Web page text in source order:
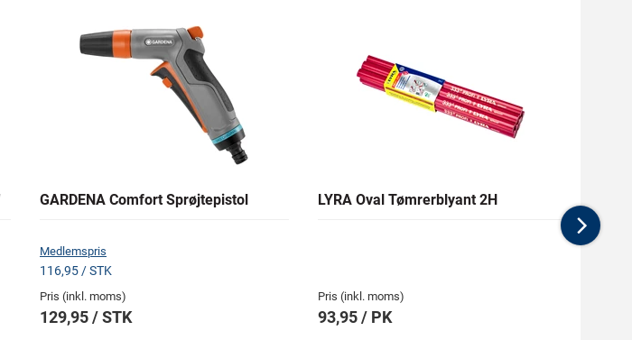
GARDENA Comfort Sprøjtepistol
Medlemspris
116,95 / STK
Pris (inkl. moms)
129,95 / STK
LYRA Oval Tømrerblyant 2H
Pris (inkl. moms)
93,95 / PK